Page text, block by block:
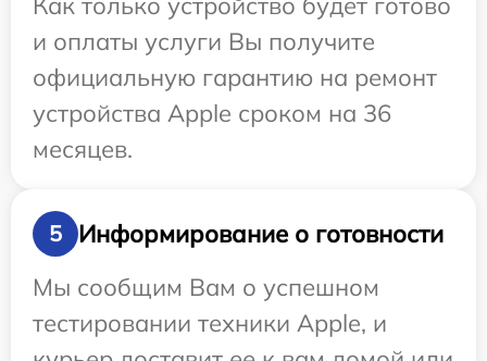
и оплаты услуги Вы получите
официальную гарантию на ремонт
устройства Apple сроком на 36
месяцев.
5
Информирование о готовности
Мы сообщим Вам о успешном
тестировании техники Apple, и